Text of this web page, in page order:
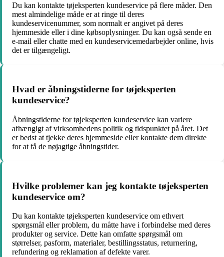
Du kan kontakte tøjeksperten kundeservice på flere måder. Den
mest almindelige måde er at ringe til deres
kundeservicenummer, som normalt er angivet på deres
hjemmeside eller i dine købsoplysninger. Du kan også sende en
e-mail eller chatte med en kundeservicemedarbejder online, hvis
det er tilgængeligt.
Hvad er åbningstiderne for tøjeksperten
kundeservice?
Åbningstiderne for tøjeksperten kundeservice kan variere
afhængigt af virksomhedens politik og tidspunktet på året. Det
er bedst at tjekke deres hjemmeside eller kontakte dem direkte
for at få de nøjagtige åbningstider.
Hvilke problemer kan jeg kontakte tøjeksperten
kundeservice om?
Du kan kontakte tøjeksperten kundeservice om ethvert
spørgsmål eller problem, du måtte have i forbindelse med deres
produkter og service. Dette kan omfatte spørgsmål om
størrelser, pasform, materialer, bestillingsstatus, returnering,
refundering og reklamation af defekte varer.